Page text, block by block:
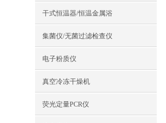
干式恒温器/恒温金属浴
集菌仪/无菌过滤检查仪
电子粉质仪
真空冷冻干燥机
荧光定量PCR仪